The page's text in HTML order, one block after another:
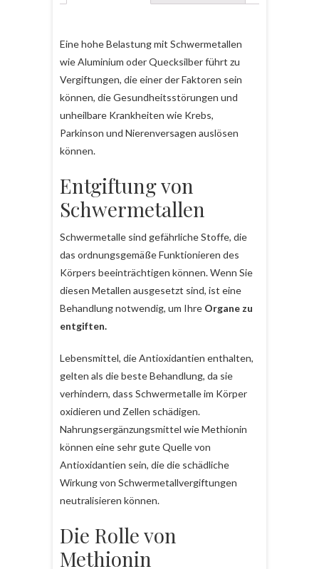
Eine hohe Belastung mit Schwermetallen
wie Aluminium oder Quecksilber führt zu
Vergiftungen, die einer der Faktoren sein
können, die Gesundheitsstörungen und
unheilbare Krankheiten wie Krebs,
Parkinson und Nierenversagen auslösen
können.
Entgiftung von
Schwermetallen
Schwermetalle sind gefährliche Stoffe, die
das ordnungsgemäße Funktionieren des
Körpers beeinträchtigen können. Wenn Sie
diesen Metallen ausgesetzt sind, ist eine
Behandlung notwendig, um Ihre Organe zu
entgiften.
Lebensmittel, die Antioxidantien enthalten,
gelten als die beste Behandlung, da sie
verhindern, dass Schwermetalle im Körper
oxidieren und Zellen schädigen.
Nahrungsergänzungsmittel wie Methionin
können eine sehr gute Quelle von
Antioxidantien sein, die die schädliche
Wirkung von Schwermetallvergiftungen
neutralisieren können.
Die Rolle von
Methionin